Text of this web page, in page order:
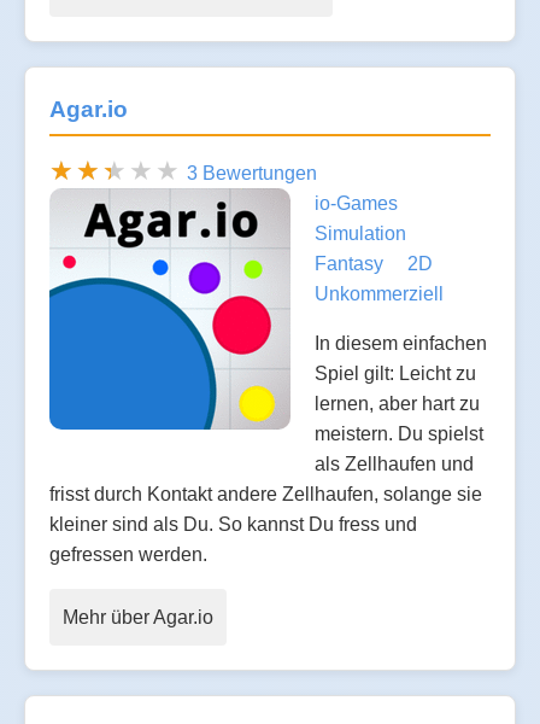
Agar.io
3 Bewertungen
io-Games
Simulation
Fantasy
2D
Unkommerziell
In diesem einfachen
Spiel gilt: Leicht zu
lernen, aber hart zu
meistern. Du spielst
als Zellhaufen und
frisst durch Kontakt andere Zellhaufen, solange sie
kleiner sind als Du. So kannst Du fress und
gefressen werden.
Mehr über Agar.io